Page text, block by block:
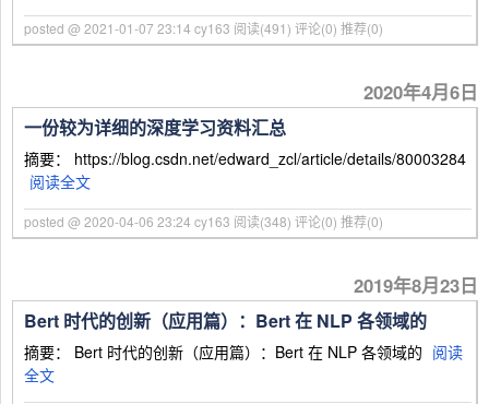
posted @ 2021-01-07 23:14 cy163 阅读(491) 评论(0) 推荐(0)
2020年4月6日
一份较为详细的深度学习资料汇总
摘要： https://blog.csdn.net/edward_zcl/article/details/80003284
阅读全文
posted @ 2020-04-06 23:24 cy163 阅读(348) 评论(0) 推荐(0)
2019年8月23日
Bert 时代的创新（应用篇）：Bert 在 NLP 各领域的
摘要： Bert 时代的创新（应用篇）：Bert 在 NLP 各领域的 阅读
全文